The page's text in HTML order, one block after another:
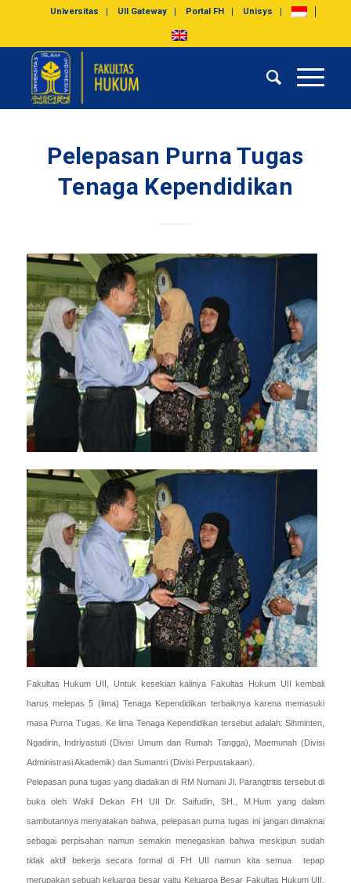
Universitas UII Gateway Portal FH Unisys
Pelepasan Purna Tugas
Tenaga Kependidikan
Fakultas Hukum UII, Untuk kesekian kalinya Fakultas Hukum UII kembali
harus melepas 5 (lima) Tenaga Kependidikan terbaiknya karena memasuki
masa Purna Tugas. Ke lima Tenaga Kependidikan tersebut adalah: Sihminten,
Ngadirin, Indriyastuti (Divisi Umum dan Rumah Tangga), Maemunah (Divisi
Administrasi Akademik) dan Sumantri (Divisi Perpustakaan).
Pelepasan puna tugas yang diadakan di RM Numani Jl. Parangtritis tersebut di
buka oleh Wakil Dekan FH UII Dr. Saifudin, SH., M.Hum yang dalam
sambutannya menyatakan bahwa, pelepasan purna tugas ini jangan dimaknai
sebagai perpisahan namun semakin menegaskan bahwa meskipun sudah
tidak aktif bekerja secara formal di FH UII namun kita semua tepap
merupakan sebuah keluarga besar yaitu Keluarga Besar Fakultas Hukum UII.